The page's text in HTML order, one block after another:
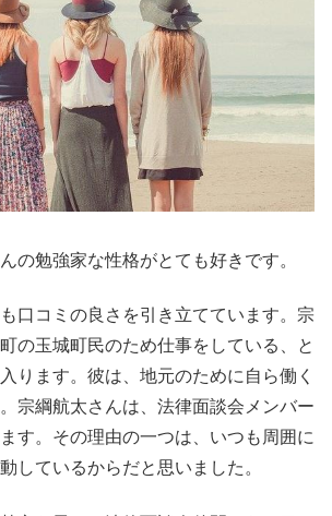
の勉強家な性格がとても好きです。
口コミの良さを引き立てています。宗
の玉城町民のため仕事をしている、と
ります。彼は、地元のために自ら働く
宗綱航太さんは、法律面談会メンバー
す。その理由の一つは、いつも周囲に
しているからだと思いました。